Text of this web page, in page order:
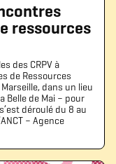
ressources
des CRPV à
de Ressources
dans un lieu
Belle de Mai – pour
déroulé du 8 au
– Agence